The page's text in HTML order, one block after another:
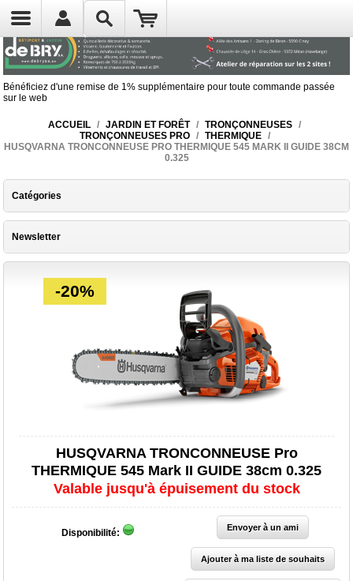
Bénéficiez d'une remise de 1% supplémentaire pour toute commande passée
sur le web
ACCUEIL / JARDIN ET FORÊT / TRONÇONNEUSES /
TRONÇONNEUSES PRO
/ THERMIQUE
/
HUSQVARNA TRONCONNEUSE PRO THERMIQUE 545 MARK II GUIDE 38CM
0.325
Catégories
Newsletter
-20%
HUSQVARNA TRONCONNEUSE Pro
THERMIQUE 545 Mark II GUIDE 38cm 0.325
Valable jusqu'à épuisement du stock
Disponibilité: